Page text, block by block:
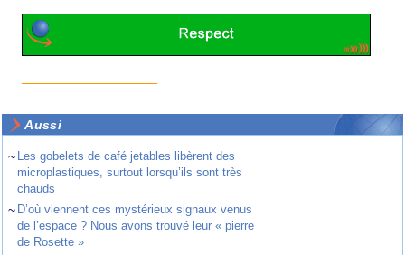
Aussi
~ Les gobelets de café jetables libèrent des
microplastiques, surtout lorsqu’ils sont très
chauds
~ D’où viennent ces mystérieux signaux venus
de l’espace ? Nous avons trouvé leur « pierre
de Rosette »